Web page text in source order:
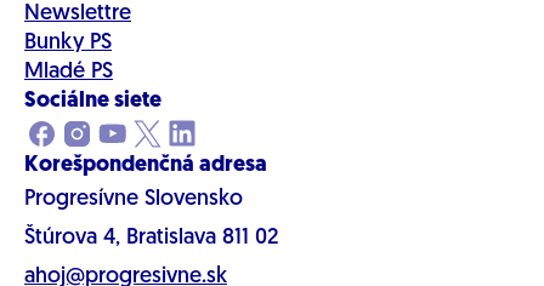
Newslettre
Bunky PS
Mladé PS
Sociálne siete
Korešpondenčná adresa
Progresívne Slovensko
Štúrova 4, Bratislava 811 02
ahoj@progresivne.sk